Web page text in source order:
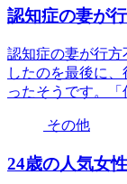
認知症の妻が
認知症の妻が行
したのを最後に
ったそうです。「
その他
24歳の人気女